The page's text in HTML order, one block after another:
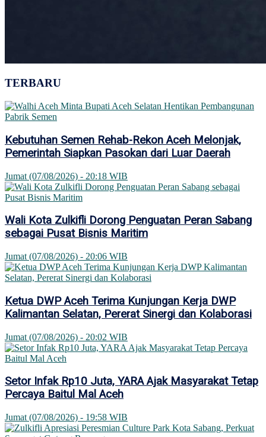
TERBARU
Kebutuhan Semen Rehab-Rekon Aceh Melonjak,
Pemerintah Siapkan Pasokan dari Luar Daerah
Jumat (07/08/2026) - 20:18 WIB
Wali Kota Zulkifli Dorong Penguatan Peran Sabang
sebagai Pusat Bisnis Maritim
Jumat (07/08/2026) - 20:06 WIB
Ketua DWP Aceh Terima Kunjungan Kerja DWP
Kalimantan Selatan, Pererat Sinergi dan Kolaborasi
Jumat (07/08/2026) - 20:02 WIB
Setor Infak Rp10 Juta, YARA Ajak Masyarakat Tetap
Percaya Baitul Mal Aceh
Jumat (07/08/2026) - 19:58 WIB